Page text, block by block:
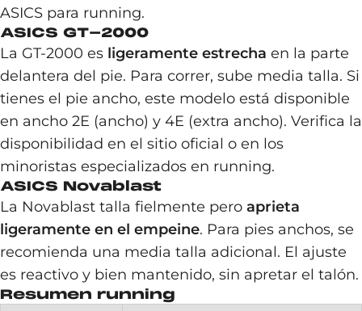
ASICS para running.
ASICS GT-2000
La GT-2000 es ligeramente estrecha en la parte
delantera del pie. Para correr, sube media talla. Si
tienes el pie ancho, este modelo está disponible
en ancho 2E (ancho) y 4E (extra ancho). Verifica la
disponibilidad en el sitio oficial o en los
minoristas especializados en running.
ASICS Novablast
La Novablast talla fielmente pero aprieta
ligeramente en el empeine. Para pies anchos, se
recomienda una media talla adicional. El ajuste
es reactivo y bien mantenido, sin apretar el talón.
Resumen running